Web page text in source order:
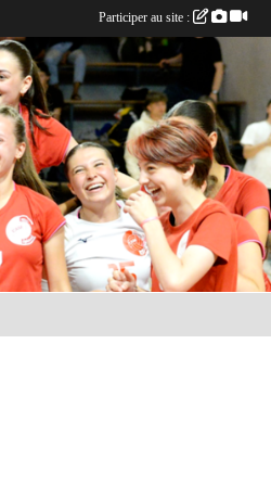
Participer au site :